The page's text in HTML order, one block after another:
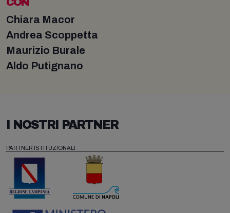
Chiara Macor
Andrea Scoppetta
Maurizio Burale
Aldo Putignano
I NOSTRI PARTNER
PARTNER ISTITUZIONALI